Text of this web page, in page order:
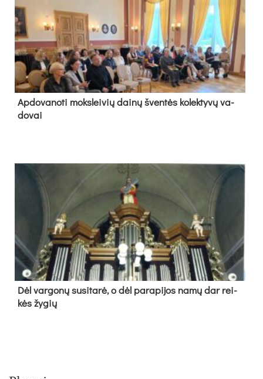
Ap­do­va­no­ti moks­lei­vių dai­nų šven­tės ko­lek­ty­vų va­
do­vai
Dėl var­go­nų su­si­ta­rė, o dėl pa­ra­pi­jos na­mų dar rei­
kės žy­gių